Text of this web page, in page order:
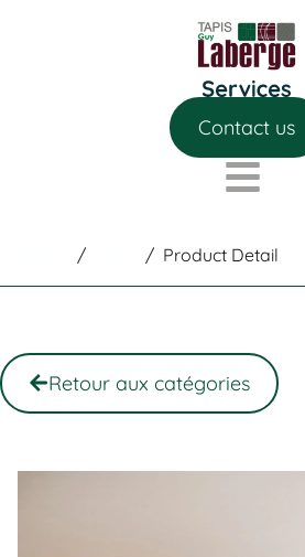
Contact us
/ / Product Detail
Retour aux catégories